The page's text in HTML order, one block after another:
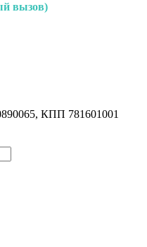
вызов)
КПП 781601001